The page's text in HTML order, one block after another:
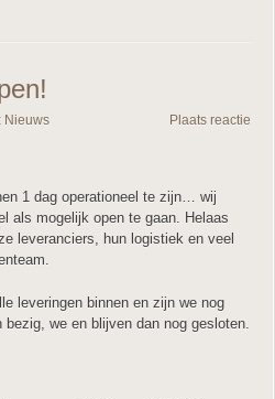
Nieuws Plaats reactie
1 dag operationeel te zijn… wij
als mogelijk open te gaan. Helaas
leveranciers, hun logistiek en veel
leveringen binnen en zijn we nog
we en blijven dan nog gesloten.